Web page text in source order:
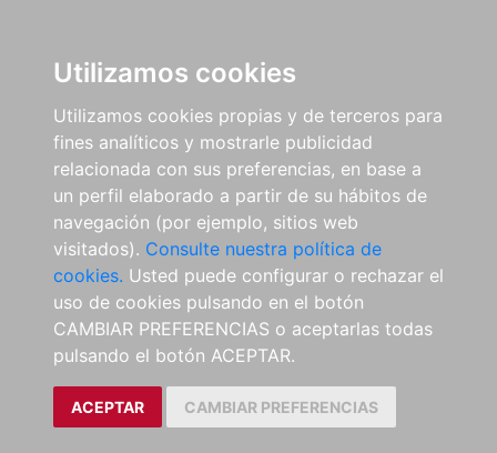
Utilizamos cookies
Utilizamos cookies propias y de terceros para
fines analíticos y mostrarle publicidad
relacionada con sus preferencias, en base a
un perfil elaborado a partir de su hábitos de
navegación (por ejemplo, sitios web
visitados). Consulte nuestra política de
cookies. Usted puede configurar o rechazar el
uso de cookies pulsando en el botón
CAMBIAR PREFERENCIAS o aceptarlas todas
pulsando el botón ACEPTAR.
ACEPTAR CAMBIAR PREFERENCIAS